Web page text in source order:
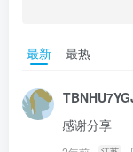
最新 最热
感谢分享